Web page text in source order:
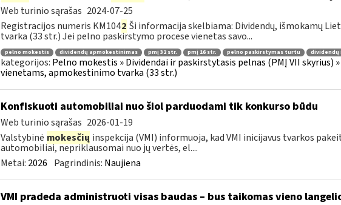
Web turinio sąrašas 2024-07-25
Registracijos numeris KM1042 Ši informacija skelbiama: Dividendų, išmokamų
tvarka (33 str.) Jei pelno paskirstymo procese vienetas savo...
pelno mokestis dividendų apmokestinimas pmį 32 str. pmį 16 str. pelno paskirstymas turtu dividendų
kategorijos: Pelno mokestis » Dividendai ir paskirstytasis pelnas (PMĮ VII skyrius)
vienetams, apmokestinimo tvarka (33 str.)
Konfiskuoti automobiliai nuo šiol parduodami tik konkurso būdu
Web turinio sąrašas 2026-01-19
Valstybinė mokesčių inspekcija (VMI) informuoja, kad VMI inicijavus tvarkos
automobiliai, nepriklausomai nuo jų vertės, el....
Metai: 2026 Pagrindinis: Naujiena
VMI pradeda administruoti visas baudas – bus taikomas vieno